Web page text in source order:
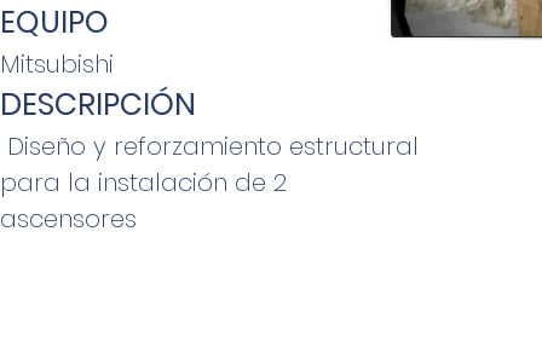
EQUIPO
Mitsubishi
DESCRIPCIÓN
Diseño y reforzamiento estructural
para la instalación de 2
ascensores